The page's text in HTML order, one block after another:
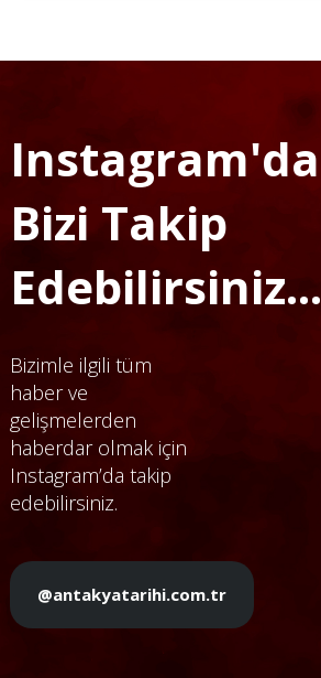
Instagram'da
Bizi Takip
Edebilirsiniz...
Bizimle ilgili tüm
haber ve
gelişmelerden
haberdar olmak için
Instagram’da takip
edebilirsiniz.
@antakyatarihi.com.tr